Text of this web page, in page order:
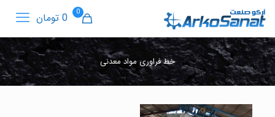
0 0 تومان
خط فراوری مواد معدنی